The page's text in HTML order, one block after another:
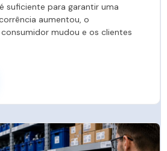
suficiente para garantir uma
aumentou, o
mudou e os clientes